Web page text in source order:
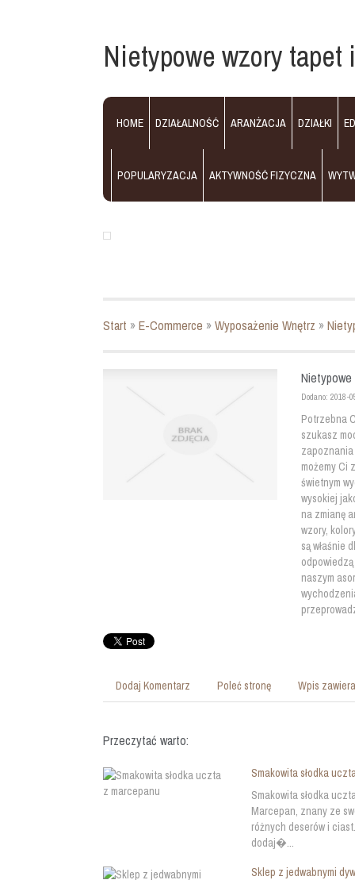
Nietypowe wzory
HOME DZIAŁALNOŚĆ ARANŻACJA DZIAŁKI
POPULARYZACJA AKTYWNOŚĆ FIZYCZNA
Start »E-Commerce »Wyposażenie Wnętrz »
Dodano: 2018-
Potrzebna
szukasz
możemy Ci
świetnym
wysokiej
na zmianę
wzory,
są właśnie
naszym
Dodaj Komentarz Poleć stronę Wpis
Przeczytać warto:
Smakowita słodka
Smakowita słodka
Marcepan, znany ze
różnych deserów i
dodaj�...
Sklep z jedwabnymi